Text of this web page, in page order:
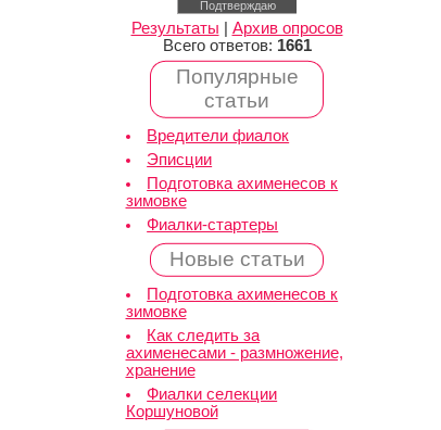
Результаты
Архив опросов
Всего ответов: 1661
Популярные
статьи
Вредители фиалок
Эписции
Подготовка ахименесов к
зимовке
Фиалки-стартеры
Новые статьи
Подготовка ахименесов к
зимовке
Как следить за
ахименесами - размножение,
хранение
Фиалки селекции
Коршуновой